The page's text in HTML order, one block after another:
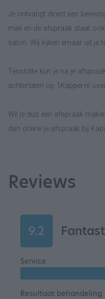
Je ontvangt direct een
mail en de afspraak staat
salon. Wij kijken ernaar uit je
Tenslotte kun je na je
achterlaten op 1Kapper.nl
Wil je dus een afspraak
dan online je afspraak bij
Reviews
9.2
Service
Resultaat behandeling